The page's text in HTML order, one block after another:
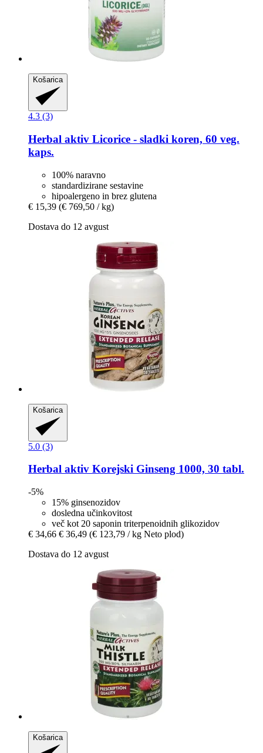
Košarica
4.3 (3)
Herbal aktiv Licorice -​ sladki koren, 60 veg.
kaps.
100% naravno
standardizirane sestavine
hipoalergeno in brez glutena
€ 15,39 (€ 769,50 / kg)
Dostava do 12 avgust
Košarica
5.0 (3)
Herbal aktiv Korejski Ginseng 1000, 30 tabl.
-5%
15% ginsenozidov
dosledna učinkovitost
več kot 20 saponin triterpenoidnih glikozidov
€ 34,66 € 36,49 (€ 123,79 / kg Neto plod)
Dostava do 12 avgust
Košarica